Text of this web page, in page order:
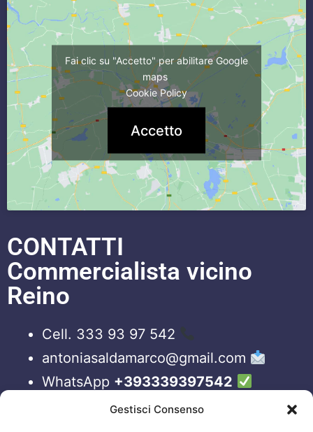
Gestisci Consenso
Fai clic su "Accetto" per abilitare Google
maps
Cookie Policy
Accetto
CONTATTI
Commercialista vicino
Reino
Cell. 333 93 97 542
antoniasaldamarco@gmail.com
WhatsApp +393339397542